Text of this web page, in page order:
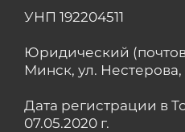
УНП 192204511
Юридический
Минск, ул. Нестерова,
Дата регистрации в
07.05.2020 г.